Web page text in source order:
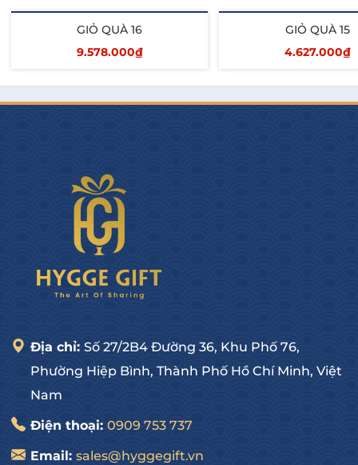
Khay gỗ và + Túi xách
Hygge Gourmet cam kết và khác biệt:
- Cá nhân hóa quà tặng Tết cho Doanh Nghiệp
-  Đáp ứng Số Lượng Lớn và giao hàng Nhanh trên
toàn quốc.
- Chiết khấu hấp dẫn.
- Đa dạng phân khúc, tối ưu ngân sách.
- Nhiều mẫu mã bắt mắt với sản phẩm trong và
ngoài nước.
nghiệp và tận tâm.
Quý khách hãy nhanh tay Inbox hoặc liên hệ: 0909
HYGGE GOURMET
Hotline: 0909 75 37 37
GIỎ QUÀ 16
9.578.000₫
Thêm vào giỏ
GIỎ QUÀ 15
4.627.000₫
Thêm vào giỏ
Địa chỉ: Số 27/2B4 Đường 36, Khu Phố 76,
Phường Hiệp Bình, Thành Phố Hồ Chí Minh, Việt
Nam
Điện thoại: 0909 753 737
Email: sales@hyggegift.vn